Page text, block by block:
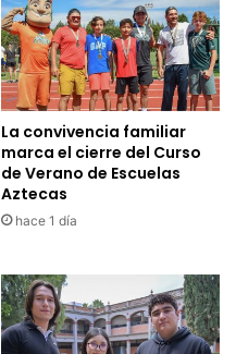
La convivencia familiar
marca el cierre del Curso
de Verano de Escuelas
Aztecas
hace 1 día